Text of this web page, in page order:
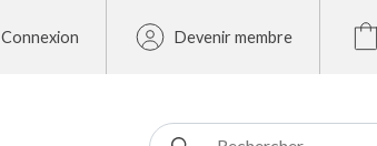
Connexion Devenir membre
Search for: